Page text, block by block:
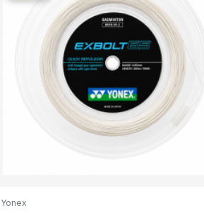
Yonex